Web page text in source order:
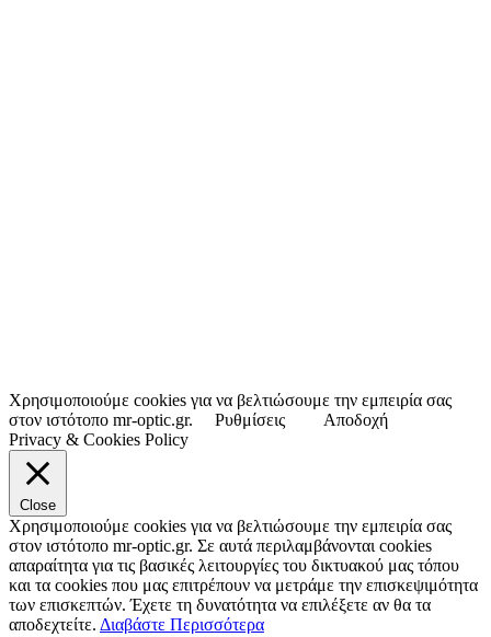
Χρησιμοποιούμε cookies για να βελτιώσουμε την εμπειρία σας
στον ιστότοπο mr-optic.gr.
Ρυθμίσεις
Αποδοχή
Privacy & Cookies Policy
Close
Χρησιμοποιούμε cookies για να βελτιώσουμε την εμπειρία σας
στον ιστότοπο mr-optic.gr. Σε αυτά περιλαμβάνονται cookies
απαραίτητα για τις βασικές λειτουργίες του δικτυακού μας τόπου
και τα cookies που μας επιτρέπουν να μετράμε την επισκεψιμότητα
των επισκεπτών. Έχετε τη δυνατότητα να επιλέξετε αν θα τα
αποδεχτείτε. Διαβάστε Περισσότερα